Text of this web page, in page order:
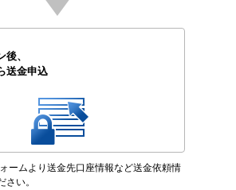
後、
送金申込
ームより送金先口座情報など送金依頼情
さい。